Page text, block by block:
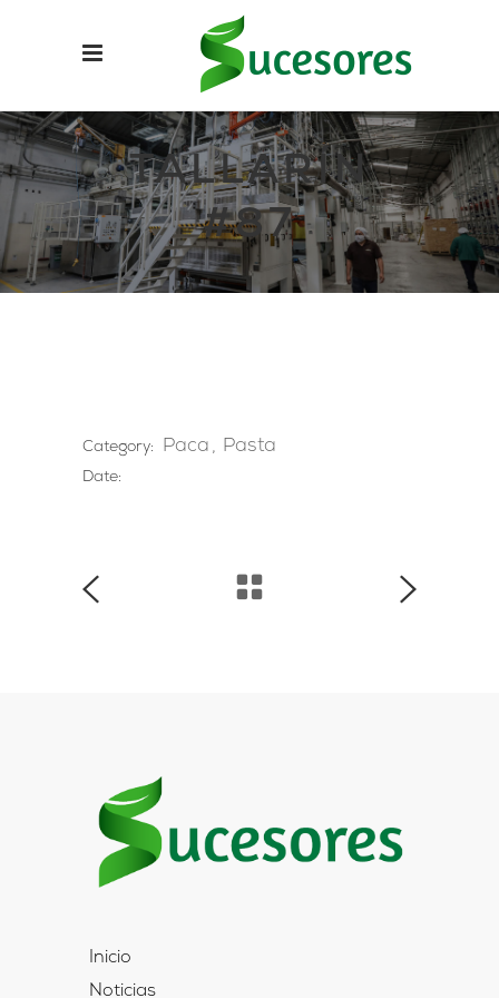
TALLARÍN
#87
Category: Paca Pasta
Date:
Inicio
Noticias